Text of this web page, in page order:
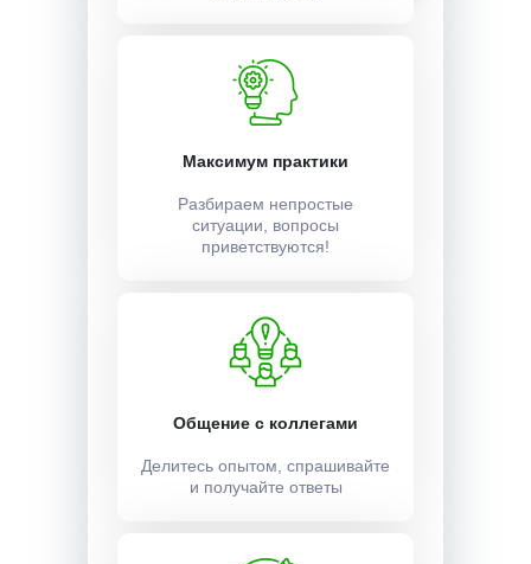
Максимум практики
Разбираем непростые
ситуации, вопросы
приветствуются!
Общение с коллегами
Делитесь опытом, спрашивайте
и получайте ответы